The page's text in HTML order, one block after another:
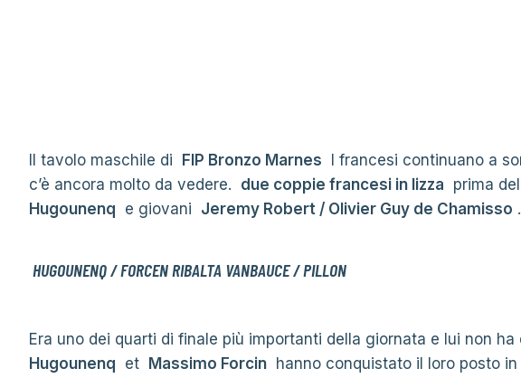
Il tavolo maschile di FIP Bronzo Marnes I francesi continuano a
c’è ancora molto da vedere. due coppie francesi in lizza prima
Hugounenq e giovani Jeremy Robert / Olivier Guy de Chamisso .
HUGOUNENQ / FORCEN RIBALTA VANBAUCE / PILLON
Era uno dei quarti di finale più importanti della giornata e lui non
Hugounenq et Massimo Forcin hanno conquistato il loro posto